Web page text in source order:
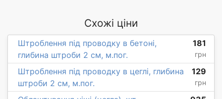
Схожі ціни
Штроблення під проводку в бетоні,
глибина штроби 2 см, м.пог.
181
грн
Штроблення під проводку в цеглі, глибина
штроби 2 см, м.пог.
129
грн